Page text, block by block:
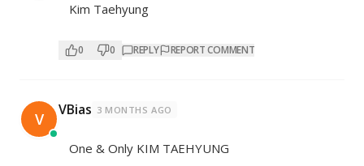
Kim Taehyung
0 0 REPLY REPORT COMMENT
V VBias 3 MONTHS AGO
One & Only KIM TAEHYUNG